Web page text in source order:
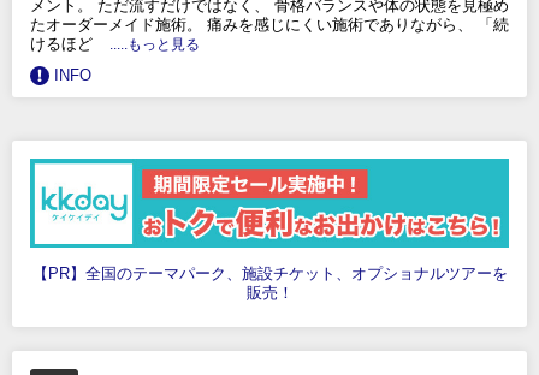
メント。 ただ流すだけではなく、 骨格バランスや体の状態を見極め
たオーダーメイド施術。 痛みを感じにくい施術でありながら、 「続
けるほど
.....もっと見る
INFO
【PR】全国のテーマパーク、施設チケット、オプショナルツアーを
販売！